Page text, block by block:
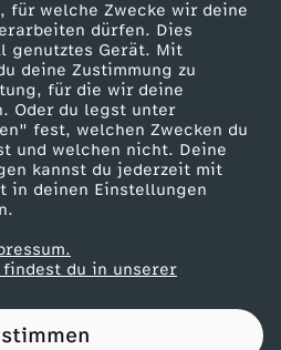
für welche Zwecke wir deine
dürfen. Dies
genutztes Gerät. Mit
deine Zustimmung zu
für die wir deine
Oder du legst unter
fest, welchen Zwecken du
und welchen nicht. Deine
kannst du jederzeit mit
in deinen Einstellungen
du in unserer